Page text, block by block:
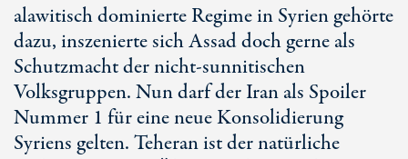
alawitisch dominierte Regime in Syrien gehörte
dazu, inszenierte sich Assad doch gerne als
Schutzmacht der nicht-sunnitischen
Volksgruppen. Nun darf der Iran als Spoiler
Nummer 1 für eine neue Konsolidierung
Syriens gelten. Teheran ist der natürliche